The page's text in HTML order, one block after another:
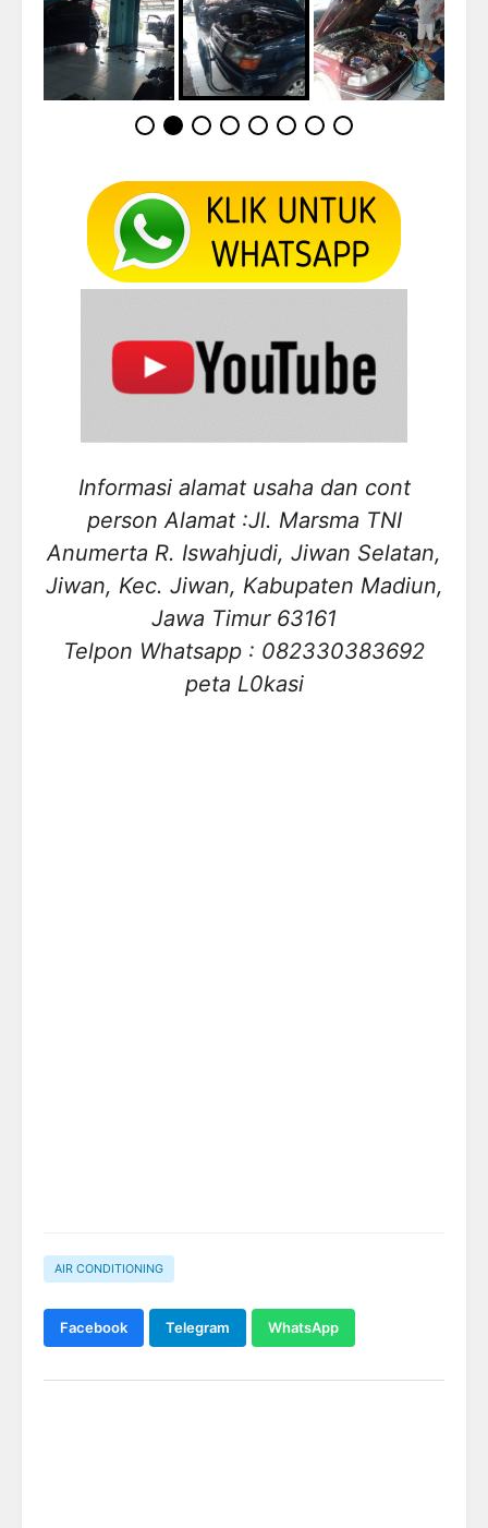
Informasi alamat usaha dan cont
person Alamat :Jl. Marsma TNI
Anumerta R. Iswahjudi, Jiwan Selatan,
Jiwan, Kec. Jiwan, Kabupaten Madiun,
Jawa Timur 63161
Telpon Whatsapp : 082330383692
peta L0kasi
AIR CONDITIONING
Facebook Telegram WhatsApp